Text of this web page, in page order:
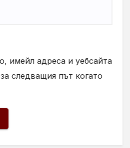
имейл адреса и уебсайта
следващия път когато